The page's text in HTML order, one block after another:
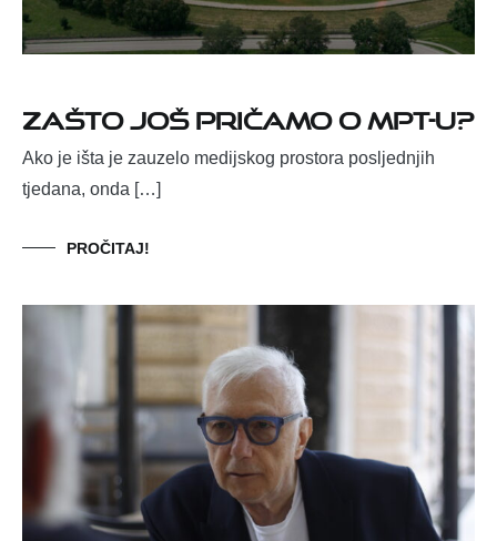
Zašto još pričamo o MPT-u?
Ako je išta je zauzelo medijskog prostora posljednjih
tjedana, onda […]
PROČITAJ!